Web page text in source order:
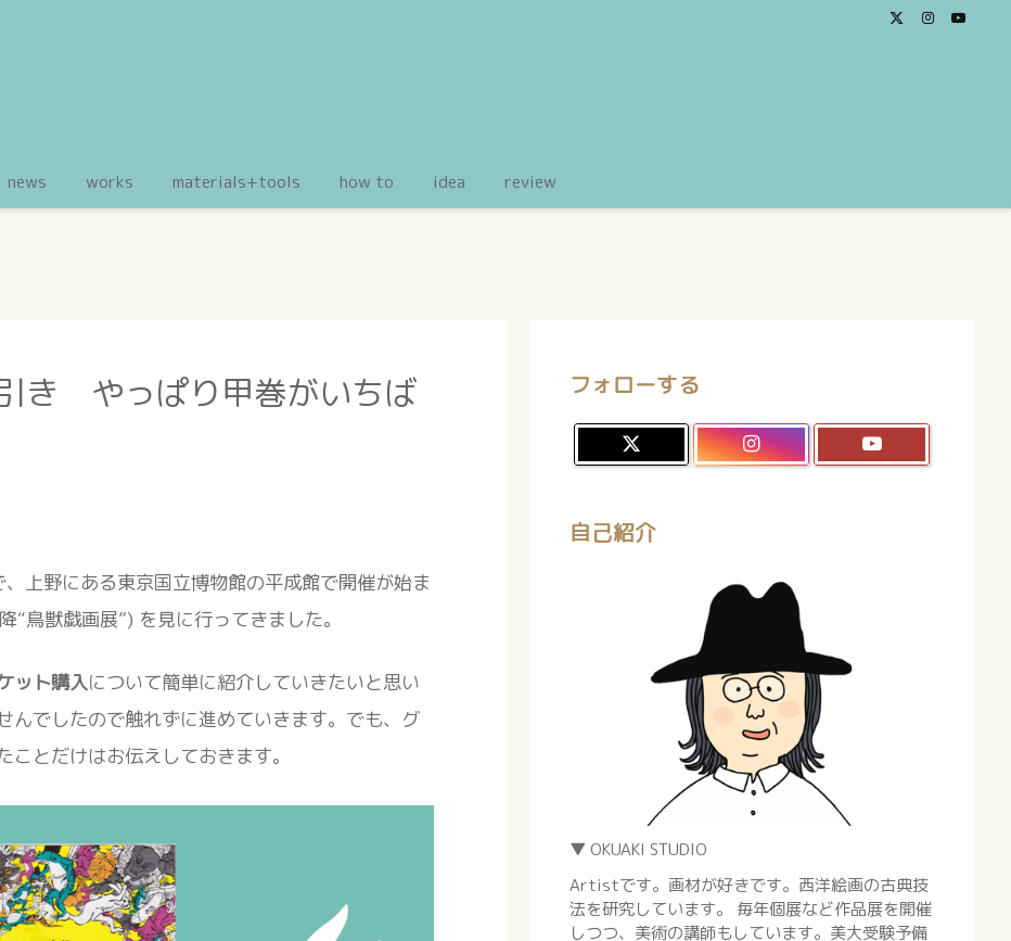
news works materials+tools how to idea review
き やっぱり甲巻がいちば
上野にある東京国立博物館の平成館で開催が始ま
“鳥獣戯画展”) を見に行ってきました。
ット購入について簡単に紹介していきたいと思い
んでしたので触れずに進めていきます。でも、グ
とだけはお伝えしておきます。
フォローする
自己紹介
▼ OKUAKI STUDIO
Artistです。画材が好きです。西洋絵画の古典技
法を研究しています。 毎年個展など作品展を開催
しつつ、美術の講師もしています。美大受験予備